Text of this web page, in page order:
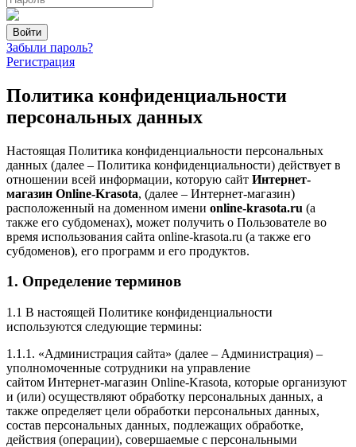
Забыли пароль?
Регистрация
Политика конфиденциальности
персональных данных
Настоящая Политика конфиденциальности персональных
данных (далее – Политика конфиденциальности) действует в
отношении всей информации, которую сайт Интернет-
магазин Online-Krasota, (далее – Интернет-магазин)
расположенный на доменном имени online-krasota.ru (а
также его субдоменах), может получить о Пользователе во
время использования сайта online-krasota.ru (а также его
субдоменов), его программ и его продуктов.
1. Определение терминов
1.1 В настоящей Политике конфиденциальности
используются следующие термины:
1.1.1. «Администрация сайта» (далее – Администрация) –
уполномоченные сотрудники на управление
сайтом Интернет-магазин Online-Krasota, которые организуют
и (или) осуществляют обработку персональных данных, а
также определяет цели обработки персональных данных,
состав персональных данных, подлежащих обработке,
действия (операции), совершаемые с персональными